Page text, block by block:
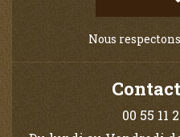
Nous
00 55 11